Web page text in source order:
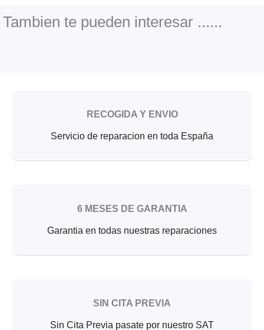
o
k
e
Tambien te pueden interesar ......
RECOGIDA Y ENVIO
Servicio de reparacion en toda España
6 MESES DE GARANTIA
Garantia en todas nuestras reparaciones
SIN CITA PREVIA
Sin Cita Previa pasate por nuestro SAT